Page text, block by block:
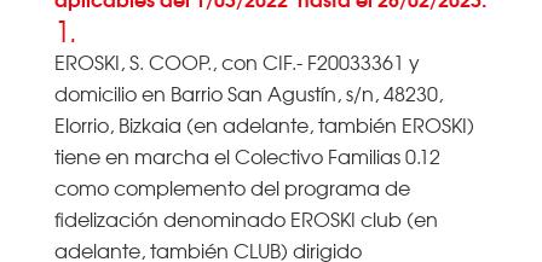
1.
EROSKI, S. COOP., con CIF.- F20033361 y
domicilio en Barrio San Agustín, s/n, 48230,
Elorrio, Bizkaia (en adelante, también EROSKI)
tiene en marcha el Colectivo Familias 0.12
como complemento del programa de
fidelización denominado EROSKI club (en
adelante, también CLUB) dirigido